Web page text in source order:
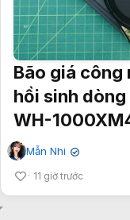
Bão giá công
hồi sinh
WH-
Mẫn Nhi ✔
11 giờ trước